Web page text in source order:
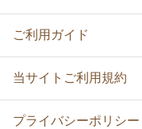
ご利用ガイド
当サイトご利用規約
プライバシーポリシー